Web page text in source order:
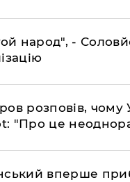
народ", -
розповів, чому
"Про це
вперше